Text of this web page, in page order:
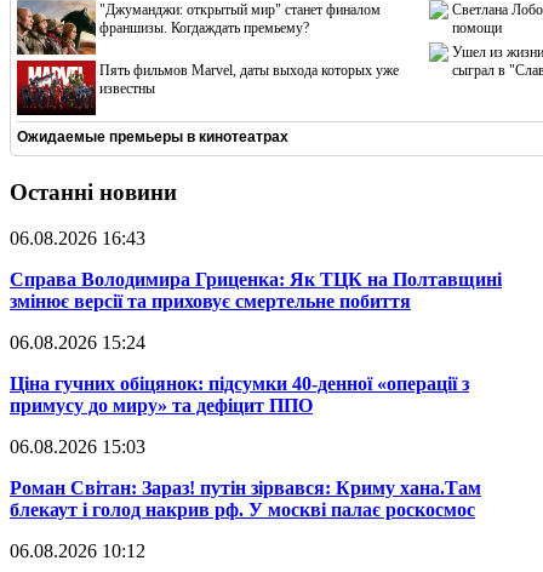
"Джуманджи: открытый мир" станет финалом
франшизы. Когдаждать премьему?
Пять фильмов Marvel, даты выхода которых уже
известны
Светлана
помощи
Ушел из жизни
сыграл в
Ожидаемые премьеры в кинотеатрах
Останні новини
06.08.2026 16:43
​Справа Володимира Гриценка: Як ТЦК на Полтавщині
змінює версії та приховує смертельне побиття
06.08.2026 15:24
​Ціна гучних обіцянок: підсумки 40-денної «операції з
примусу до миру» та дефіцит ППО
06.08.2026 15:03
​Роман Світан: Зараз! путін зірвався: Криму хана.Там
блекаут і голод накрив рф. У москві палає роскосмос
06.08.2026 10:12